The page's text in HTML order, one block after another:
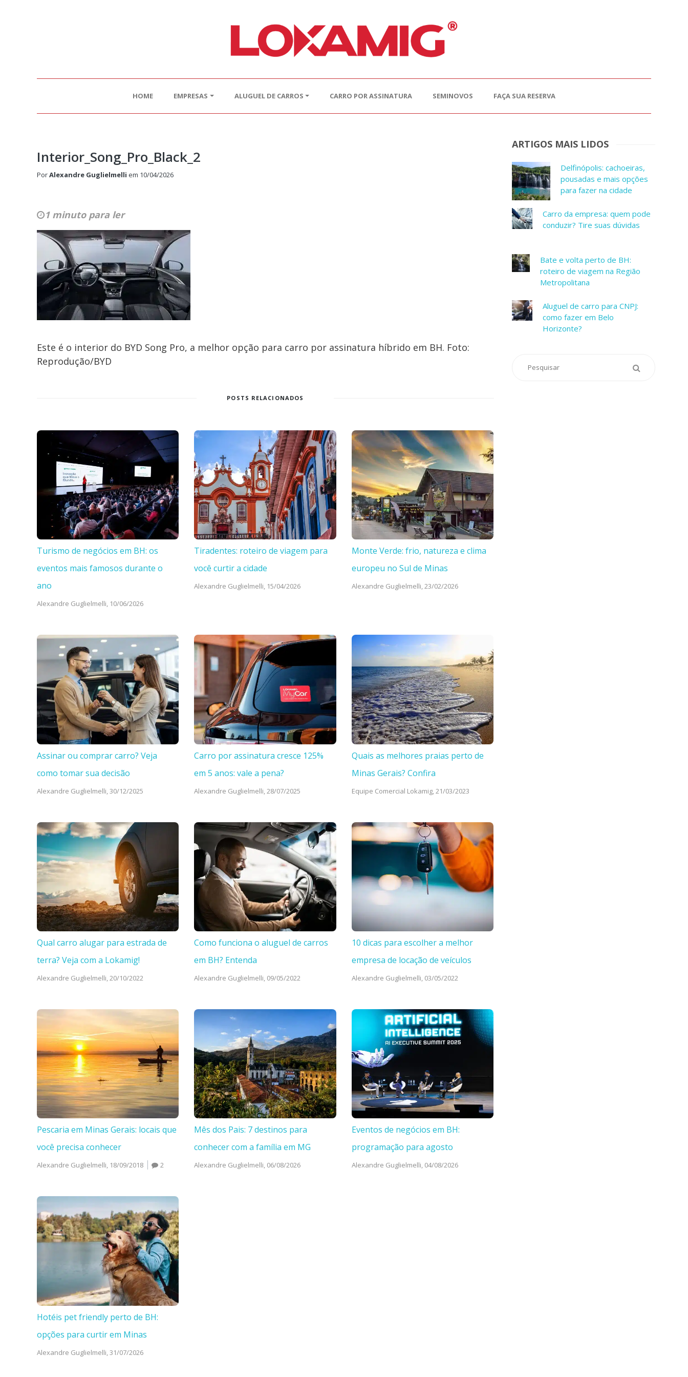
HOME EMPRESAS ALUGUEL DE CARROS CARRO POR ASSINATURA SEMINOVOS FAÇA SUA RESERVA
Interior_Song_Pro_Black_2
PorAlexandre Guglielmelli em 10/04/2026
1 minuto para ler
Este é o interior do BYD Song Pro, a melhor opção para carro por assinatura híbrido em BH. Foto:
Reprodução/BYD
POSTS RELACIONADOS
Turismo de negócios em BH: os
eventos mais famosos durante o
ano
Alexandre Guglielmelli, 10/06/2026
Tiradentes: roteiro de viagem para
você curtir a cidade
Alexandre Guglielmelli, 15/04/2026
Monte Verde: frio, natureza e clima
europeu no Sul de Minas
Alexandre Guglielmelli,23/02/2026
Assinar ou comprar carro? Veja
como tomar sua decisão
Alexandre Guglielmelli,30/12/2025
Carro por assinatura cresce 125%
em 5 anos: vale a pena?
Alexandre Guglielmelli,28/07/2025
Quais as melhores praias perto de
Minas Gerais? Confira
Equipe Comercial Lokamig,21/03/2023
Qual carro alugar para estrada de
terra? Veja com a Lokamig!
Alexandre Guglielmelli,20/10/2022
Como funciona o aluguel de carros
em BH? Entenda
Alexandre Guglielmelli, 09/05/2022
10 dicas para escolher a melhor
empresa de locação de veículos
Alexandre Guglielmelli, 03/05/2022
Pescaria em Minas Gerais: locais que
você precisa conhecer
Alexandre Guglielmelli, 18/09/2018 2
Mês dos Pais: 7 destinos para
conhecer com a família em MG
Alexandre Guglielmelli, 06/08/2026
Eventos de negócios em BH:
programação para agosto
Alexandre Guglielmelli, 04/08/2026
Hotéis pet friendly perto de BH:
opções para curtir em Minas
Alexandre Guglielmelli, 31/07/2026
ARTIGOS MAIS LIDOS
Delfinópolis: cachoeiras,
pousadas e mais opções
para fazer na cidade
Carro da empresa: quem pode
conduzir? Tire suas dúvidas
Bate e volta perto de BH:
roteiro de viagem na Região
Metropolitana
Aluguel de carro para CNPJ:
como fazer em Belo
Horizonte?